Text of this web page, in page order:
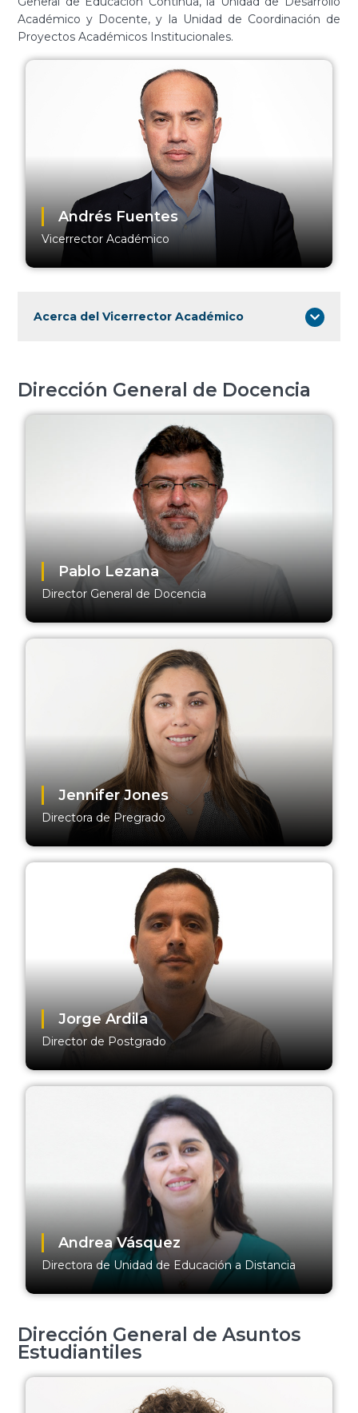
Académico y Docente, y la Unidad de Coordinación de
Proyectos Académicos Institucionales.
Andrés Fuentes
Vicerrector Académico
Acerca del Vicerrector Académico
Dirección General de Docencia
Pablo Lezana
Director General de Docencia
Jennifer Jones
Directora de Pregrado
Jorge Ardila
Director de Postgrado
Andrea Vásquez
Directora de Unidad de Educación a Distancia
Dirección General de Asuntos
Estudiantiles